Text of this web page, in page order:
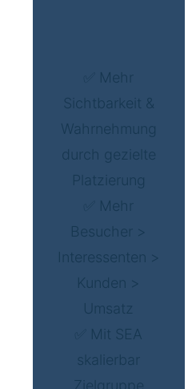
✅ Mehr
Sichtbarkeit &
Wahrnehmung
durch gezielte
Platzierung
✅ Mehr
Besucher >
Interessenten >
Kunden >
Umsatz
✅ Mit SEA
skalierbar